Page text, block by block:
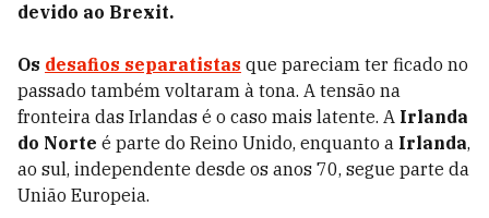
devido ao Brexit.
Os desafios separatistas que pareciam ter ficado no
passado também voltaram à tona. A tensão na
fronteira das Irlandas é o caso mais latente. A Irlanda
do Norte é parte do Reino Unido, enquanto a Irlanda,
ao sul, independente desde os anos 70, segue parte da
União Europeia.